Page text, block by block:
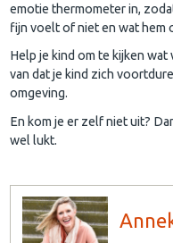
emotie thermometer in,
fijn voelt of niet en wat hem
Help je kind om te kijken
van dat je kind zich
omgeving.
En kom je er zelf niet uit?
wel lukt.